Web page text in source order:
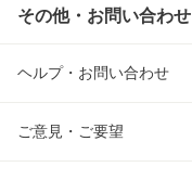
その他・お問い合わせ
ヘルプ・お問い合わせ
ご意見・ご要望